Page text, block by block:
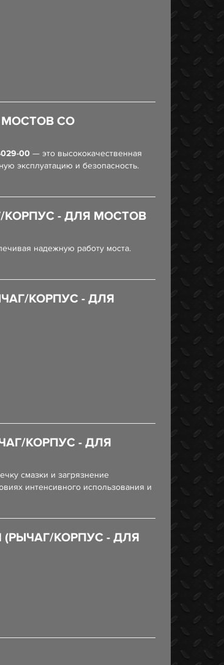
МОСТОВ СО
00 — это высококачественная
эксплуатацию и безопасность.
КОРПУС - ДЛЯ МОСТОВ
надежную работу моста.
КОРПУС - ДЛЯ
КОРПУС - ДЛЯ
смазки и загрязнение
интенсивного использования и
КОРПУС - ДЛЯ